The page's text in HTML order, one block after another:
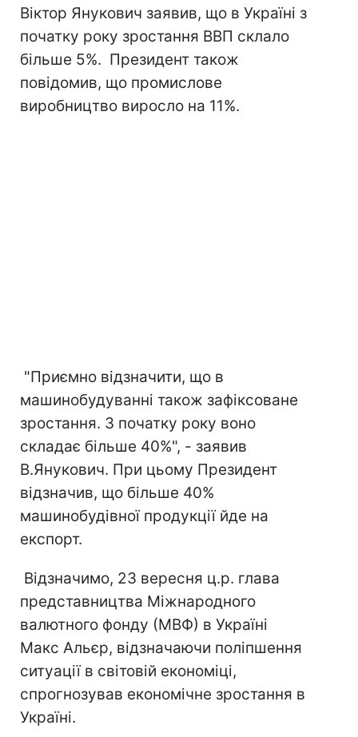
Віктор Янукович заявив, що в Україні з
початку року зростання ВВП склало
більше 5%. Президент також
повідомив, що промислове
виробництво виросло на 11%.
"Приємно відзначити, що в
машинобудуванні також зафіксоване
зростання. З початку року воно
складає більше 40%", - заявив
В.Янукович. При цьому Президент
відзначив, що більше 40%
машинобудівної продукції йде на
експорт.
Відзначимо, 23 вересня ц.р. глава
представництва Міжнародного
валютного фонду (МВФ) в Україні
Макс Альєр, відзначаючи поліпшення
ситуації в світовій економіці,
спрогнозував економічне зростання в
Україні.